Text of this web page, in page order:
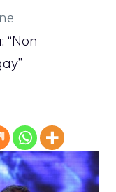
“Non